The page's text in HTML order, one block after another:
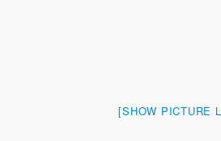
[SHOW PICTURE